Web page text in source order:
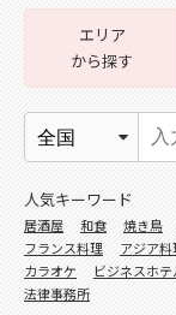
エリア
から探す
人気キーワード
居酒屋 和食 焼き鳥
フランス料理
アジア料
カラオケ
ビジネスホテ
法律事務所